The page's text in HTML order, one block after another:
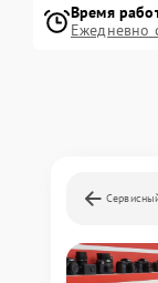
Время
Ежедневно